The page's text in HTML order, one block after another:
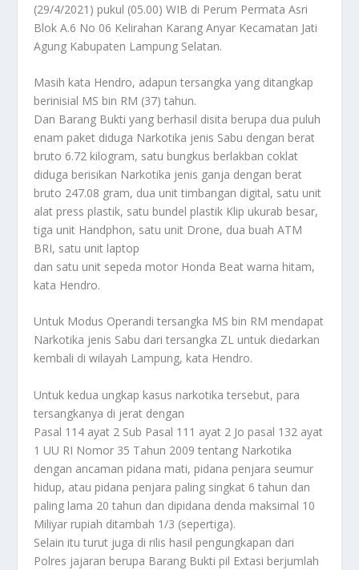
(29/4/2021) pukul (05.00) WIB di Perum Permata Asri
Blok A.6 No 06 Kelirahan Karang Anyar Kecamatan Jati
Agung Kabupaten Lampung Selatan.
Masih kata Hendro, adapun tersangka yang ditangkap
berinisial MS bin RM (37) tahun.
Dan Barang Bukti yang berhasil disita berupa dua puluh
enam paket diduga Narkotika jenis Sabu dengan berat
bruto 6.72 kilogram, satu bungkus berlakban coklat
diduga berisikan Narkotika jenis ganja dengan berat
bruto 247.08 gram, dua unit timbangan digital, satu unit
alat press plastik, satu bundel plastik Klip ukurab besar,
tiga unit Handphon, satu unit Drone, dua buah ATM
BRI, satu unit laptop
dan satu unit sepeda motor Honda Beat warna hitam,
kata Hendro.
Untuk Modus Operandi tersangka MS bin RM mendapat
Narkotika jenis Sabu dari tersangka ZL untuk diedarkan
kembali di wilayah Lampung, kata Hendro.
Untuk kedua ungkap kasus narkotika tersebut, para
tersangkanya di jerat dengan
Pasal 114 ayat 2 Sub Pasal 111 ayat 2 Jo pasal 132 ayat
1 UU RI Nomor 35 Tahun 2009 tentang Narkotika
dengan ancaman pidana mati, pidana penjara seumur
hidup, atau pidana penjara paling singkat 6 tahun dan
paling lama 20 tahun dan dipidana denda maksimal 10
Miliyar rupiah ditambah 1/3 (sepertiga).
Selain itu turut juga di rilis hasil pengungkapan dari
Polres jajaran berupa Barang Bukti pil Extasi berjumlah